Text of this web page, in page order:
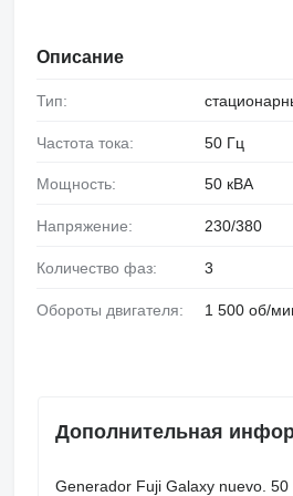
Описание
Тип:
Частота тока: 50 Гц
Мощность: 50 кВА
Напряжение: 230/380
Количество фаз: 3
Обороты двигателя: 1 500 об/
Дополнительная
Generador Fuji Galaxy nuevo. 50